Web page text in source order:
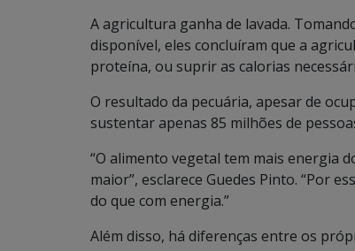
A agricultura ganha de lavada.
disponível, eles concluíram que a
proteína, ou suprir as calorias
O resultado da pecuária, apesar de
sustentar apenas 85 milhões de
“O alimento vegetal tem mais energia
maior”, esclarece Guedes Pinto. “Por
do que com energia.”
Além disso, há diferenças entre os